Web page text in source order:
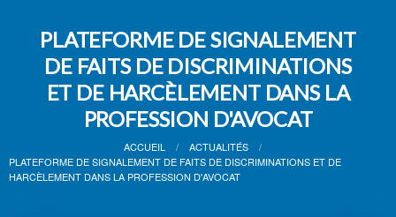
PLATEFORME DE SIGNALEMENT
DE FAITS DE DISCRIMINATIONS
ET DE HARCÈLEMENT DANS LA
PROFESSION D'AVOCAT
ACCUEIL
ACTUALITÉS
PLATEFORME DE SIGNALEMENT DE FAITS DE DISCRIMINATIONS ET DE
HARCÈLEMENT DANS LA PROFESSION D'AVOCAT